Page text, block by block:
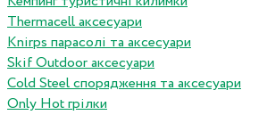
Thermacell аксесуари
Knirps парасолі та аксесуари
Skif Outdoor аксесуари
Cold Steel спорядження та аксесуари
Only Hot грілки